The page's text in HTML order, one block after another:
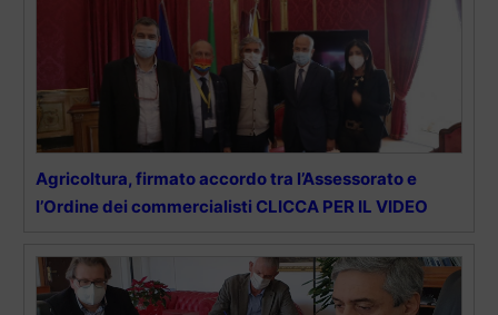
Agricoltura, firmato accordo tra l’Assessorato e
l’Ordine dei commercialisti CLICCA PER IL VIDEO